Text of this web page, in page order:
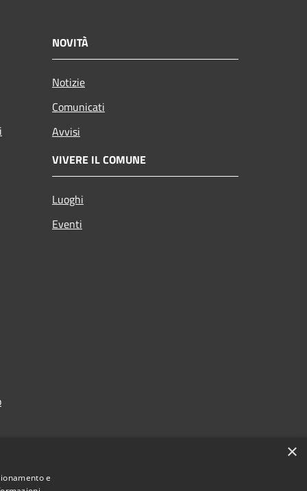
NOVITÀ
Notizie
Comunicati
Avvisi
VIVERE IL COMUNE
Luoghi
Eventi
×
e